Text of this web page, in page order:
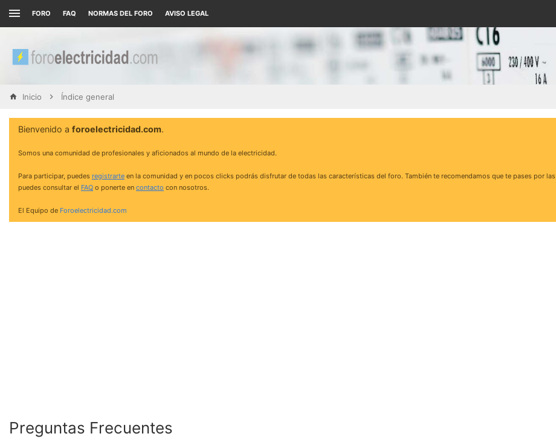
FORO FAQ NORMAS DEL FORO AVISO LEGAL
Inicio Índice general
Bienvenido a foroelectricidad.com.
Somos una comunidad de profesionales y aficionados al mundo de la electricidad.
Para participar, puedes registrarte en la comunidad y en pocos clicks podrás disfrutar de todas las características del foro. También te recomendamos que te pases por las
puedes consultar el FAQ o ponerte en contacto con nosotros.
El Equipo de Foroelectricidad.com
Preguntas Frecuentes